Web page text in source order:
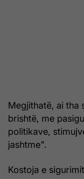
Megjithatë, ai tha
brishtë, me
politikave,
jashtme".
Kostoja e